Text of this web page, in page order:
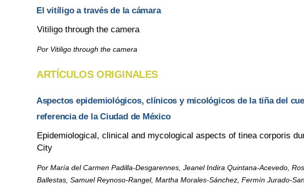
El vitíligo a través de la cámara
Vitiligo through the camera
Por Vitiligo through the camera
ARTÍCULOS ORIGINALES
Aspectos epidemiológicos, clínicos y micológicos de la tiña del
referencia de la Ciudad de México
Epidemiological, clinical and mycological aspects of tinea corporis
City
Por María del Carmen Padilla-Desgarennes, Jeanel Indira Quintana-Acevedo,
Ballestas, Samuel Reynoso-Rangel, Martha Morales-Sánchez, Fermín Jurado-